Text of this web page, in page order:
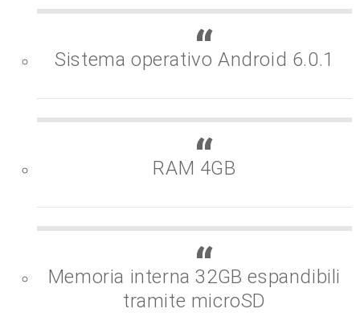
Sistema operativo Android 6.0.1
RAM 4GB
Memoria interna 32GB espandibili
tramite microSD